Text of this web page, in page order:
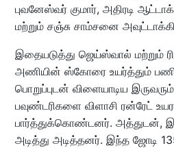
புவனேஸ்வர் குமார், அதிரடி
மற்றும் சஞ்சு சாம்சனை
இதையடுத்து ஜெய்ஸ்வால் மற்றும்
அணியின் ஸ்கோரை உயர்த்தும்
பொறுப்புடன் விளையாடிய
பவுண்டரிகளை விளாசி ரன்ரேட்
பார்த்துக்கொண்டனர். அத்துடன்,
அடித்து அடித்தனர். இந்த ஜோடி